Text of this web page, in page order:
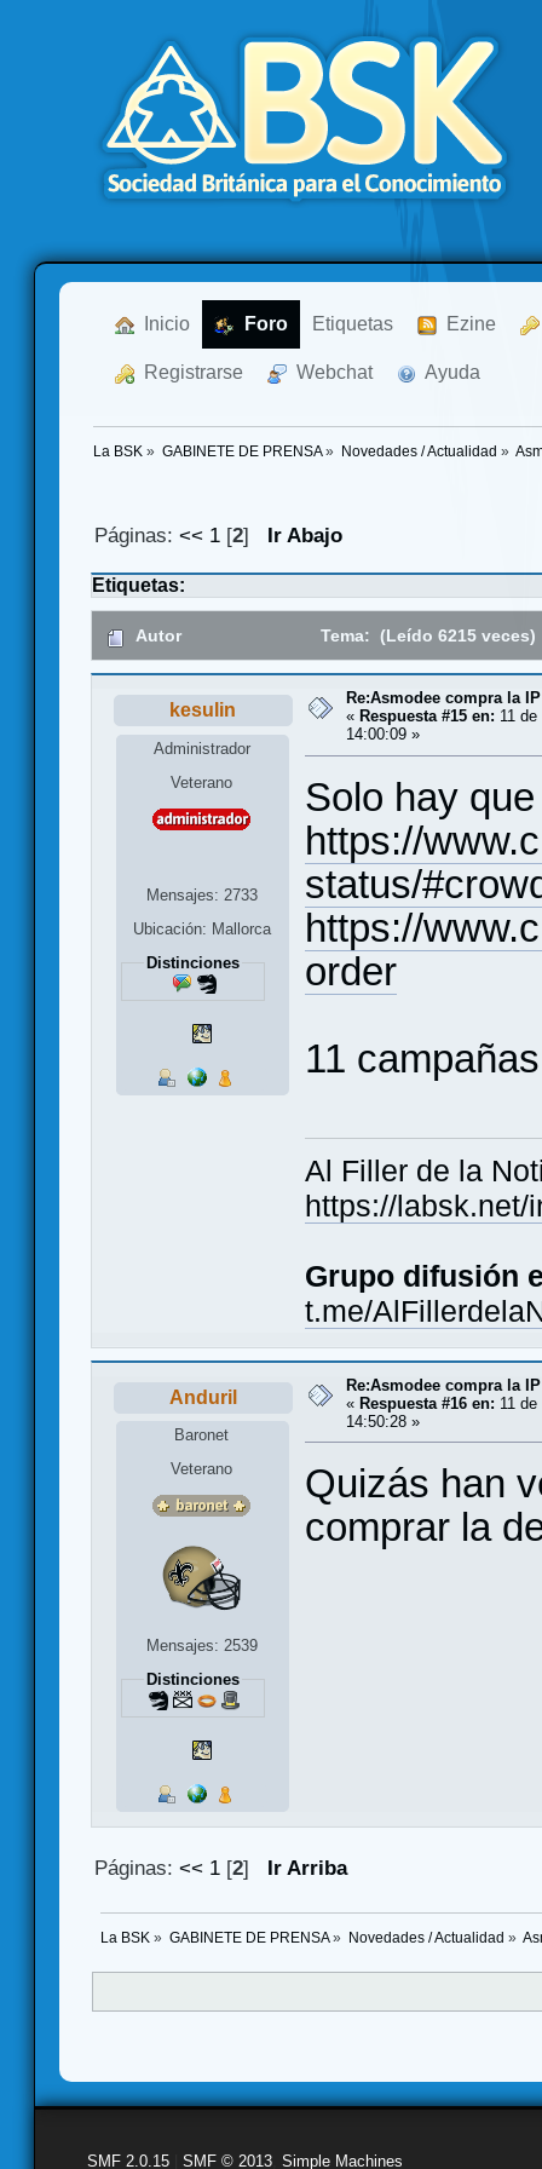
Inicio Foro Etiquetas Ezine
Registrarse Webchat Ayuda
La BSK » GABINETE DE PRENSA» Novedades / Actualidad »
Páginas:<< 1 [2] Ir Abajo
Etiquetas:
Autor Tema: (Leído 6215 veces)
kesulin
Administrador
Veterano
Mensajes: 2733
Ubicación: Mallorca
Distinciones
Re:Asmodee compra la
« Respuesta #15 en: 11
14:00:09 »
Solo hay
https://
status/
https://
order
11
Al Filler de la
https://labsk.net/
Grupo difusión
t.me/
Anduril
Baronet
Veterano
Mensajes: 2539
Distinciones
Re:Asmodee compra la
« Respuesta #16 en: 11
14:50:28 »
Quizás han
comprar la
Páginas:<< 1 [2] Ir Arriba
La BSK » GABINETE DE PRENSA» Novedades / Actualidad »
SMF 2.0.15 SMF © 2013 Simple Machines